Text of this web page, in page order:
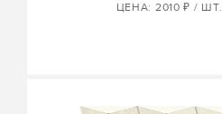
ЦЕНА: 2010 ₽ / ШТ.